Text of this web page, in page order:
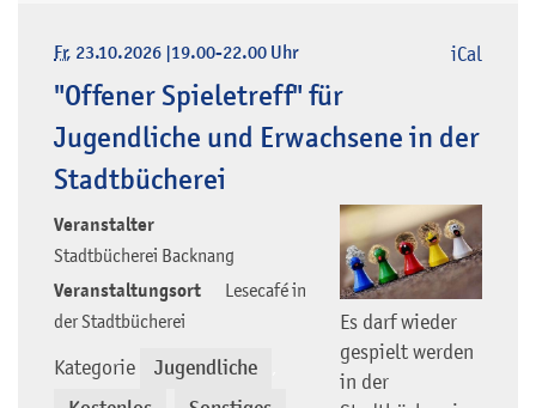
Fr, 23.10.2026 |19.00-22.00 Uhr
"Offener Spieletreff" für
Jugendliche und Erwachsene in der
Stadtbücherei
Es darf wieder
gespielt werden
in der
Veranstalter
Stadtbücherei Backnang
Veranstaltungsort
Lesecafé in
der Stadtbücherei
Kategorie Jugendliche
iCal